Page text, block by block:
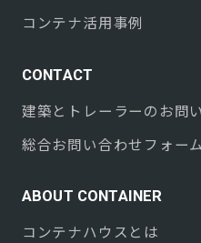
コンテナ活用事例
CONTACT
建築とトレーラーのお問
総合お問い合わせフォーム
ABOUT CONTAINER
コンテナハウスとは